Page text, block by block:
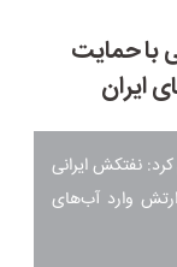
با حمایت
ایران
نفتکش ایرانی
وارد آب‌های